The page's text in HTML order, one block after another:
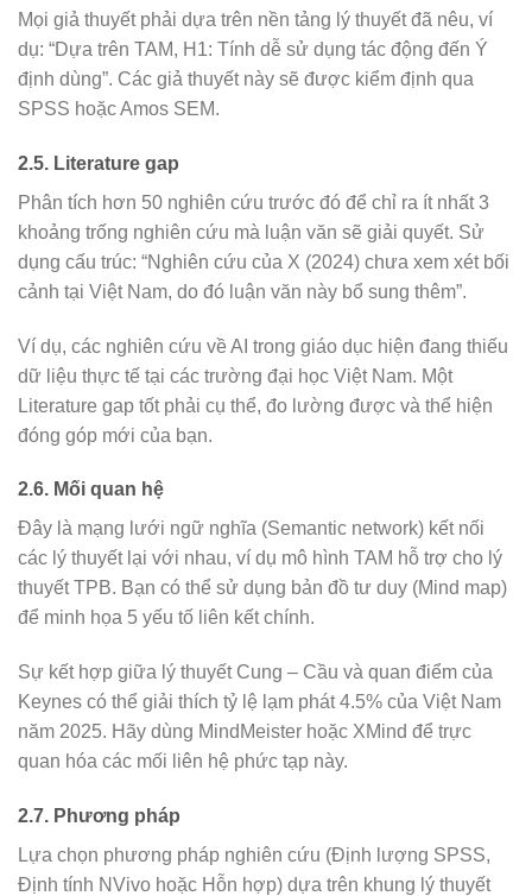
Mọi giả thuyết phải dựa trên nền tảng lý thuyết đã nêu, ví
dụ: “Dựa trên TAM, H1: Tính dễ sử dụng tác động đến Ý
định dùng”. Các giả thuyết này sẽ được kiểm định qua
SPSS hoặc Amos SEM.
2.5. Literature gap
Phân tích hơn 50 nghiên cứu trước đó để chỉ ra ít nhất 3
khoảng trống nghiên cứu mà luận văn sẽ giải quyết. Sử
dụng cấu trúc: “Nghiên cứu của X (2024) chưa xem xét bối
cảnh tại Việt Nam, do đó luận văn này bổ sung thêm”.
Ví dụ, các nghiên cứu về AI trong giáo dục hiện đang thiếu
dữ liệu thực tế tại các trường đại học Việt Nam. Một
Literature gap tốt phải cụ thể, đo lường được và thể hiện
đóng góp mới của bạn.
2.6. Mối quan hệ
Đây là mạng lưới ngữ nghĩa (Semantic network) kết nối
các lý thuyết lại với nhau, ví dụ mô hình TAM hỗ trợ cho lý
thuyết TPB. Bạn có thể sử dụng bản đồ tư duy (Mind map)
để minh họa 5 yếu tố liên kết chính.
Sự kết hợp giữa lý thuyết Cung – Cầu và quan điểm của
Keynes có thể giải thích tỷ lệ lạm phát 4.5% của Việt Nam
năm 2025. Hãy dùng MindMeister hoặc XMind để trực
quan hóa các mối liên hệ phức tạp này.
2.7. Phương pháp
Lựa chọn phương pháp nghiên cứu (Định lượng SPSS,
Định tính NVivo hoặc Hỗn hợp) dựa trên khung lý thuyết